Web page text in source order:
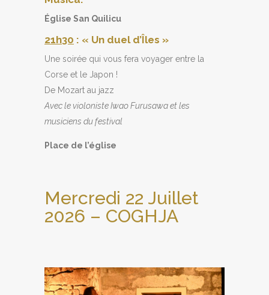
Église San Quilicu
21h30 : « Un duel d’Îles »
Une soirée qui vous fera voyager entre la
Corse et le Japon !
De Mozart au jazz
Avec le violoniste Iwao Furusawa et les
musiciens du festival
Place de l’église
Mercredi 22 Juillet
2026 – COGHJA